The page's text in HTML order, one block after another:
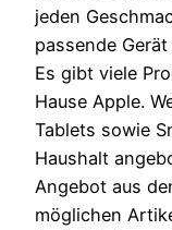
jeden
passende
Es gibt viele
Hause Apple.
Tablets sowie
Haushalt
Angebot aus
möglichen